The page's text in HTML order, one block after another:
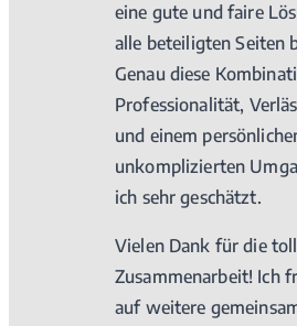
eine gute und faire
alle beteiligten Seiten
Genau diese
Professionalität,
und einem
unkomplizierten
ich sehr geschätzt.
Vielen Dank für die
Zusammenarbeit! Ich
auf weitere